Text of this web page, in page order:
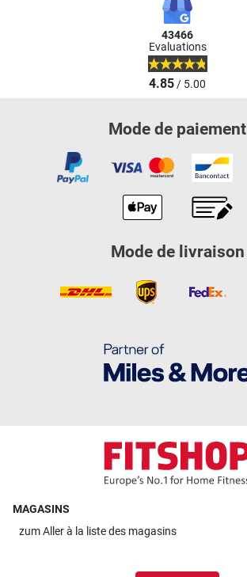
43466
Evaluations
4.85/ 5.00
Mode de paiement
Mode de livraison
MAGASINS
zumAller à la liste des magasins